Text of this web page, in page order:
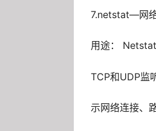
7.netstat—网
用途：
TCP和UDP监
示网络连接、